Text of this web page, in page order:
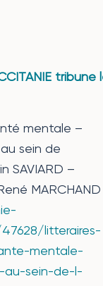
tribune
mentale –
sein de
SAVIARD –
MARCHAND
litteraires-
mentale-
au-sein-de-l-